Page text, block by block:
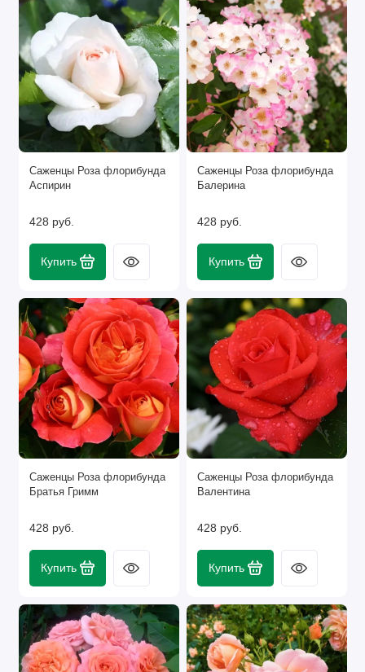
Саженцы Роза флорибунда
Аспирин
428 руб.
Купить
Саженцы Роза флорибунда
Балерина
428 руб.
Купить
Саженцы Роза флорибунда
Братья Гримм
428 руб.
Купить
Саженцы Роза флорибунда
Валентина
428 руб.
Купить